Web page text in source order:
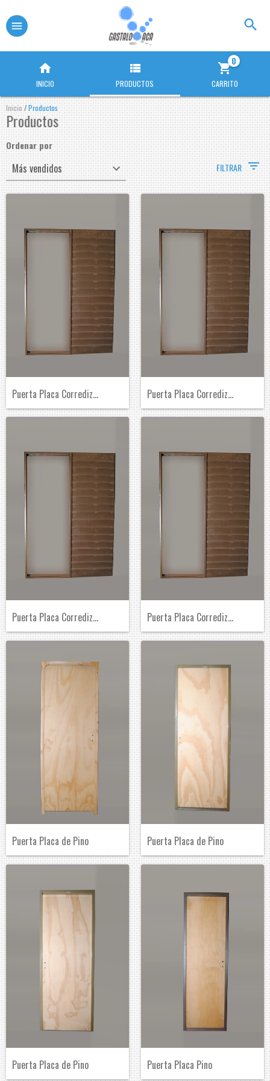
INICIO PRODUCTOS CARRITO
0
Inicio /Productos
Productos
Ordenar por
FILTRAR
Puerta Placa Corrediza de Embutir de Pin... Puerta Placa Corrediza de Embutir de Pin...
Puerta Placa Corrediza de Embutir de Pin... Puerta Placa Corrediza de Embutir de Pin...
Puerta Placa de Pino Puerta Placa de Pino
Puerta Placa de Pino Puerta Placa Pino